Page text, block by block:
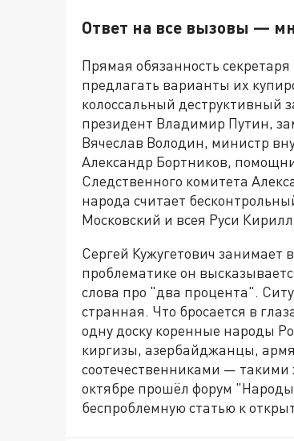
Ответ на все вызовы —
Прямая обязанность
предлагать варианты их
колоссальный деструктивный
президент Владимир Путин,
Вячеслав Володин, министр
Александр Бортников,
Следственного комитета
народа считает
Московский и всея Руси
Сергей Кужугетович
проблематике он
слова про "два процента".
странная. Что бросается в
одну доску коренные народы
киргизы, азербайджанцы,
соотечественниками —
октябре прошёл форум
беспроблемную статью к